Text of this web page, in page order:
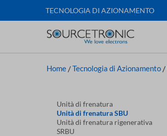
TECNOLOGIA DI AZIONAMENTO
Home /Tecnologia di Azionamento /
Unità di frenatura
Unità di frenatura SBU
Unità di frenatura rigenerativa
SRBU